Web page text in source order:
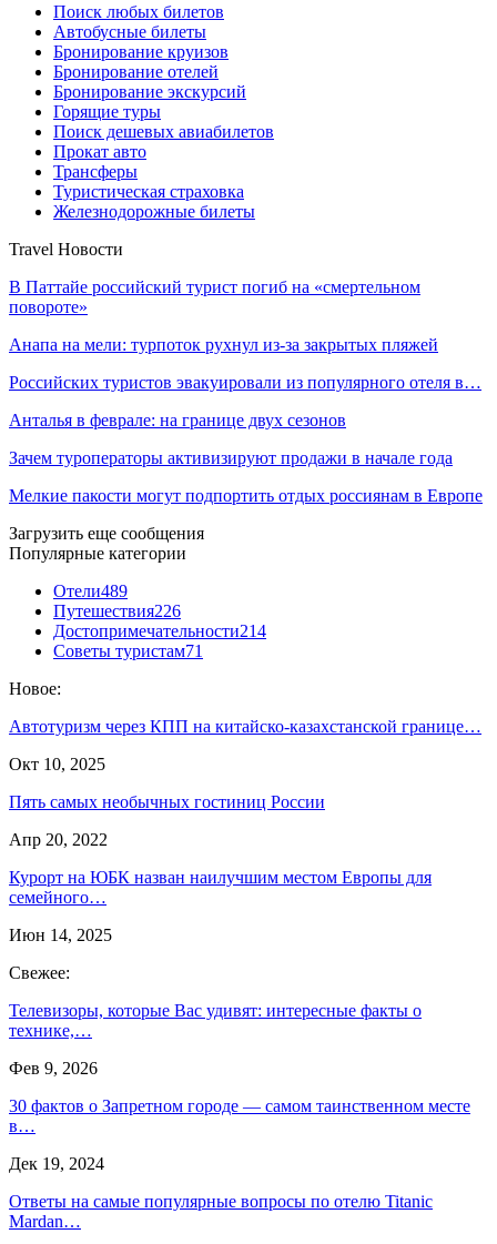
Поиск любых билетов
Автобусные билеты
Бронирование круизов
Бронирование отелей
Бронирование экскурсий
Горящие туры
Поиск дешевых авиабилетов
Прокат авто
Трансферы
Туристическая страховка
Железнодорожные билеты
Travel Новости
В Паттайе российский турист погиб на «смертельном
повороте»
Анапа на мели: турпоток рухнул из-за закрытых пляжей
Российских туристов эвакуировали из популярного отеля в…
Анталья в феврале: на границе двух сезонов
Зачем туроператоры активизируют продажи в начале года
Мелкие пакости могут подпортить отдых россиянам в Европе
Загрузить еще сообщения
Популярные категории
Отели489
Путешествия226
Достопримечательности214
Советы туристам71
Новое:
Автотуризм через КПП на китайско-казахстанской границе…
Окт 10, 2025
Пять самых необычных гостиниц России
Апр 20, 2022
Курорт на ЮБК назван наилучшим местом Европы для
семейного…
Июн 14, 2025
Свежее:
Телевизоры, которые Вас удивят: интересные факты о
технике,…
Фев 9, 2026
30 фактов о Запретном городе — самом таинственном месте
в…
Дек 19, 2024
Ответы на самые популярные вопросы по отелю Titanic
Mardan…